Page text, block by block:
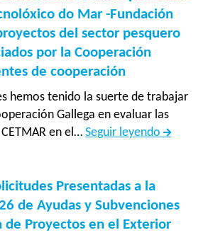
do Mar -Fundación
del sector pesquero
por la Cooperación
de cooperación
hemos tenido la suerte de trabajar
Gallega en evaluar las
en el… Seguir leyendo
Presentadas a la
de Ayudas y Subvenciones
de Proyectos en el Exterior